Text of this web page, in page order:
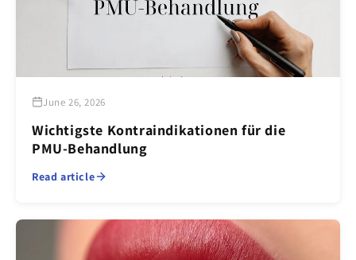
June 26, 2026
Wichtigste Kontraindikationen für die
PMU-Behandlung
Read article